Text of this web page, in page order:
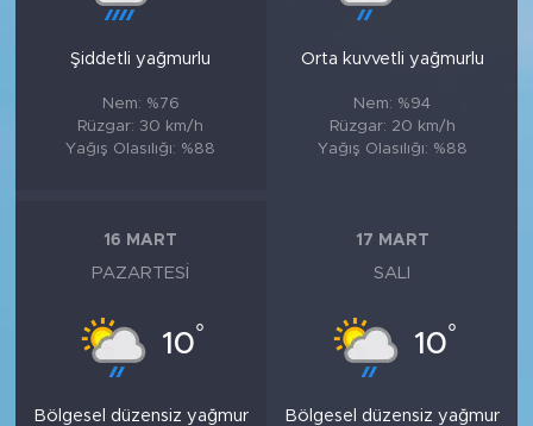
Şiddetli yağmurlu
Nem: %76
Rüzgar: 30 km/h
Yağış Olasılığı: %88
Orta kuvvetli yağmurlu
Nem: %94
Rüzgar: 20 km/h
Yağış Olasılığı: %88
16 MART
PAZARTESI
10°
Bölgesel düzensiz yağmur
17 MART
SALI
10°
Bölgesel düzensiz yağmur